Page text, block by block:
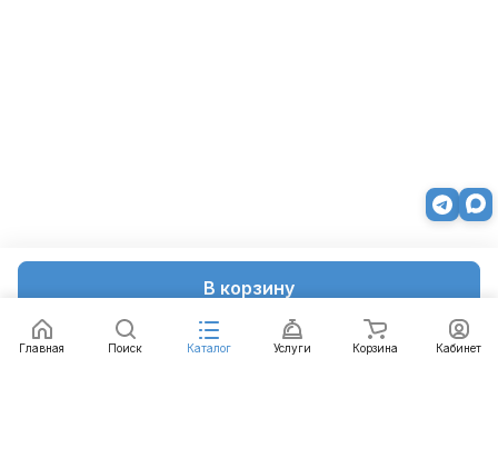
В корзину
Главная Поиск Каталог Услуги Корзина Кабинет